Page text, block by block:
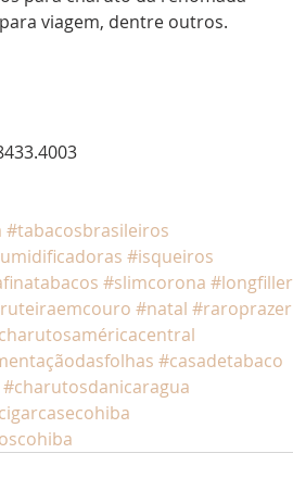
viagem, dentre outros.
#tabacosbrasileiros
#isqueiros
#slimcorona #longfiller
#natal #raroprazer
#casadetabaco
#charutosdanicaragua